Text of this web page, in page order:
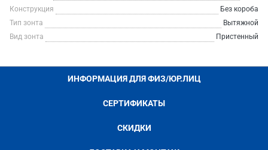
Конструкция
Без короба
Тип зонта
Вытяжной
Вид зонта
Пристенный
ИНФОРМАЦИЯ ДЛЯ ФИЗ/ЮР.ЛИЦ
СЕРТИФИКАТЫ
СКИДКИ